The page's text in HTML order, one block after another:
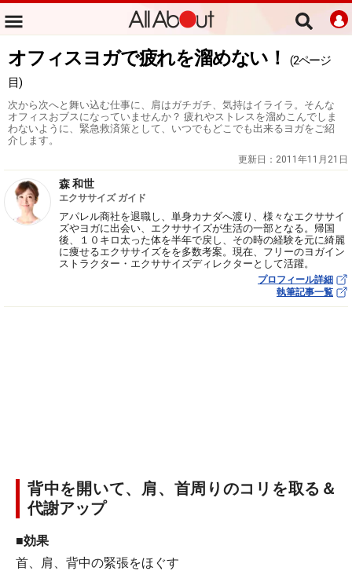
オフィスヨガで疲れを溜めない！
(2ページ
目)
次から次へと舞い込む仕事に、肩はガチガチ、気持はイライラ。そんな
オフィスおブスになっていませんか？ 疲れやストレスを溜めこんでしま
わないように、緊急救済策として、いつでもどこでも出来るヨガをご紹
介します。
更新日： 2011年11月21日
森 和世
エクササイズ ガイド
アパレル商社を退職し、単身カナダへ渡り、様々なエクササイ
ズやヨガに出会い、エクササイズが生活の一部となる。帰国
後、１０キロ太った体を半年で戻し、その時の経験を元に綺麗
に痩せるエクササイズをを多数考案。現在、フリーのヨガイン
ストラクター・エクササイズディレクターとして活躍。
プロフィール詳細
執筆記事一覧
背中を開いて、肩、首周りのコリを取る＆
代謝アップ
■効果
首、肩、背中の緊張をほぐす